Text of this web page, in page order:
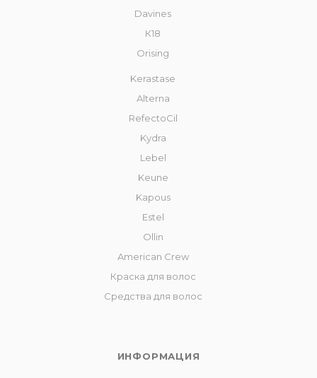
Davines
К18
Orising
Kerastase
Alterna
RefectoCil
Kydra
Lebel
Keune
Kapous
Estel
Ollin
American Crew
Краска для волос
Средства для волос
ИНФОРМАЦИЯ